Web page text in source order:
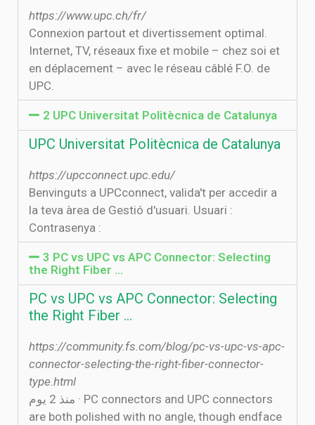
https://www.upc.ch/fr/
Connexion partout et divertissement optimal.
Internet, TV, réseaux fixe et mobile – chez soi et
en déplacement – avec le réseau câblé F.O. de
UPC.
2 UPC Universitat Politècnica de Catalunya
UPC Universitat Politècnica de Catalunya
https://upcconnect.upc.edu/
Benvinguts a UPCconnect, valida't per accedir a
la teva àrea de Gestió d'usuari. Usuari :
Contrasenya :
3 PC vs UPC vs APC Connector: Selecting
the Right Fiber ...
PC vs UPC vs APC Connector: Selecting
the Right Fiber ...
https://community.fs.com/blog/pc-vs-upc-vs-apc-
connector-selecting-the-right-fiber-connector-
type.html
منذ 2 يوم · PC connectors and UPC connectors
are both polished with no angle, though endface